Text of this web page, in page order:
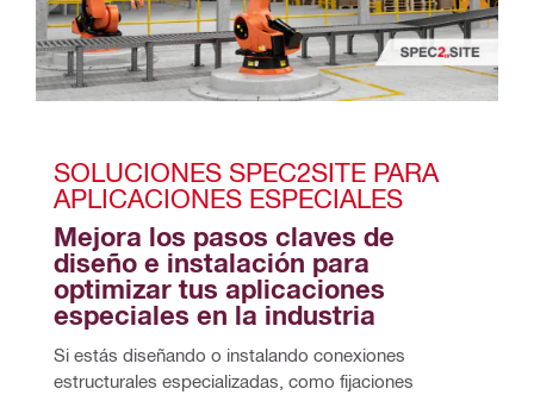
SOLUCIONES SPEC2SITE PARA
APLICACIONES ESPECIALES
Mejora los pasos claves de
diseño e instalación para
optimizar tus aplicaciones
especiales en la industria
Si estás diseñando o instalando conexiones
estructurales especializadas, como fijaciones